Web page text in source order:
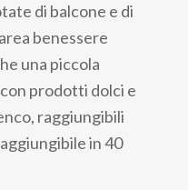
di balcone e di
benessere
una piccola
prodotti dolci e
raggiungibili
in 40